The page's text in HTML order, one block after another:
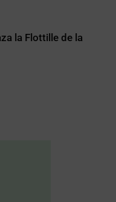
la Flottille de la